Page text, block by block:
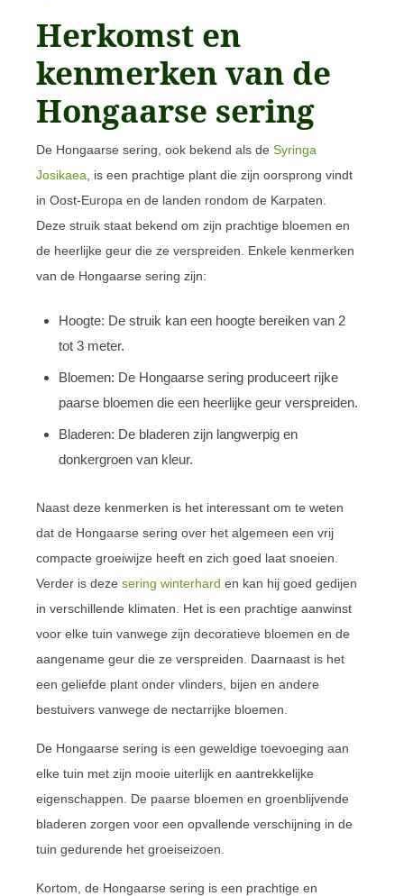
Herkomst en
kenmerken van de
Hongaarse sering
De Hongaarse sering, ook bekend als de Syringa
Josikaea , is een prachtige plant die zijn oorsprong vindt
in Oost-Europa en de landen rondom de Karpaten.
Deze struik staat bekend om zijn prachtige bloemen en
de heerlijke geur die ze verspreiden. Enkele kenmerken
van de Hongaarse sering zijn:
Hoogte: De struik kan een hoogte bereiken van 2
tot 3 meter.
Bloemen: De Hongaarse sering produceert rijke
paarse bloemen die een heerlijke geur verspreiden.
Bladeren: De bladeren zijn langwerpig en
donkergroen van kleur.
Naast deze kenmerken is het interessant om te weten
dat de Hongaarse sering over het algemeen een vrij
compacte groeiwijze heeft en zich goed laat snoeien.
Verder is deze sering winterhard en kan hij goed gedijen
in verschillende klimaten. Het is een prachtige aanwinst
voor elke tuin vanwege zijn decoratieve bloemen en de
aangename geur die ze verspreiden. Daarnaast is het
een geliefde plant onder vlinders, bijen en andere
bestuivers vanwege de nectarrijke bloemen.
De Hongaarse sering is een geweldige toevoeging aan
elke tuin met zijn mooie uiterlijk en aantrekkelijke
eigenschappen. De paarse bloemen en groenblijvende
bladeren zorgen voor een opvallende verschijning in de
tuin gedurende het groeiseizoen.
Kortom, de Hongaarse sering is een prachtige en